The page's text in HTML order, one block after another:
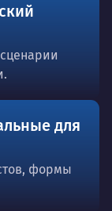
для
формы